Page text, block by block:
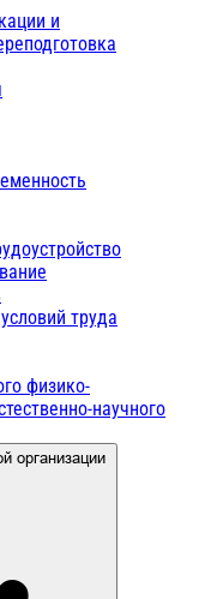
и
труда
физико-
научного
организации